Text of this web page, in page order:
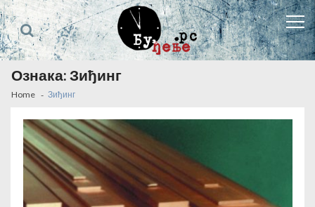
Skip
to
navigation
Skip
to
content
Ознака:Зиђинг
Home Зиђинг